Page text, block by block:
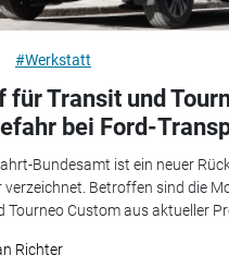
#Werkstatt
für Transit und
bei Ford-
Bundesamt ist ein neuer
Betroffen sind die
Tourneo Custom aus aktueller
Richter